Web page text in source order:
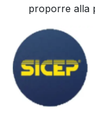
proporre alla